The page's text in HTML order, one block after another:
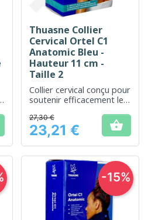
Thuasne Collier
Cervical Ortel C1
Anatomic Bleu -
Hauteur 11 cm -
Taille 2
Collier cervical conçu pour
soutenir efficacement le
tensions
Prix
27,30 €
23,21 € 
-15%